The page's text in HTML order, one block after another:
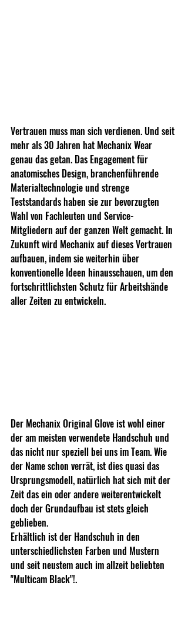
Vertrauen muss man sich verdienen. Und seit
mehr als 30 Jahren hat Mechanix Wear
genau das getan. Das Engagement für
anatomisches Design, branchenführende
Materialtechnologie und strenge
Teststandards haben sie zur bevorzugten
Wahl von Fachleuten und Service-
Mitgliedern auf der ganzen Welt gemacht. In
Zukunft wird Mechanix auf dieses Vertrauen
aufbauen, indem sie weiterhin über
konventionelle Ideen hinausschauen, um den
fortschrittlichsten Schutz für Arbeitshände
aller Zeiten zu entwickeln.
Der Mechanix Original Glove ist wohl einer
der am meisten verwendete Handschuh und
das nicht nur speziell bei uns im Team. Wie
der Name schon verrät, ist dies quasi das
Ursprungsmodell, natürlich hat sich mit der
Zeit das ein oder andere weiterentwickelt
doch der Grundaufbau ist stets gleich
geblieben.
Erhältlich ist der Handschuh in den
unterschiedlichsten Farben und Mustern
und seit neustem auch im allzeit beliebten
"Multicam Black"!.